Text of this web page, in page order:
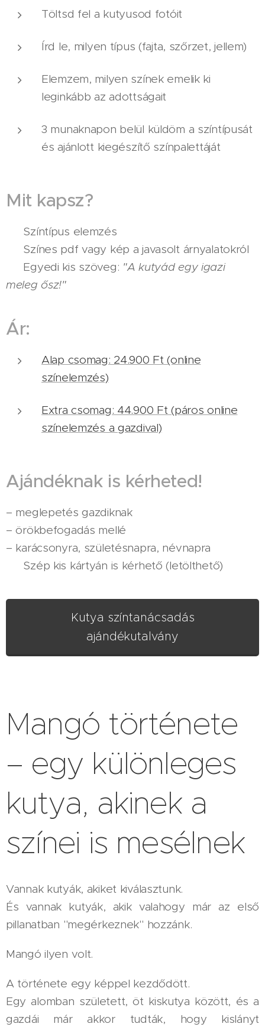
Töltsd fel a kutyusod fotóit
Írd le, milyen típus (fajta, szőrzet, jellem)
Elemzem, milyen színek emelik ki
leginkább az adottságait
3 munaknapon belül küldöm a színtípusát
és ajánlott kiegészítő színpalettáját
Mit kapsz?
✔️ Színtípus elemzés
✔️ Színes pdf vagy kép a javasolt árnyalatokról
✔️ Egyedi kis szöveg: "A kutyád egy igazi
meleg ősz!"
Ár:
Alap csomag: 24.900 Ft (online
színelemzés)
Extra csomag: 44.900 Ft (páros online
színelemzés a gazdival)
Ajándéknak is kérheted!
– meglepetés gazdiknak
– örökbefogadás mellé
– karácsonyra, születésnapra, névnapra
🎁 Szép kis kártyán is kérhető (letölthető)
Kutya színtanácsadás
ajándékutalvány
Mangó története
– egy különleges
kutya, akinek a
színei is mesélnek
Vannak kutyák, akiket kiválasztunk.
És vannak kutyák, akik valahogy már az első
pillanatban "megérkeznek" hozzánk.
Mangó ilyen volt.
A története egy képpel kezdődött.
Egy alomban született, öt kiskutya között, és a
gazdái már akkor tudták, hogy kislányt